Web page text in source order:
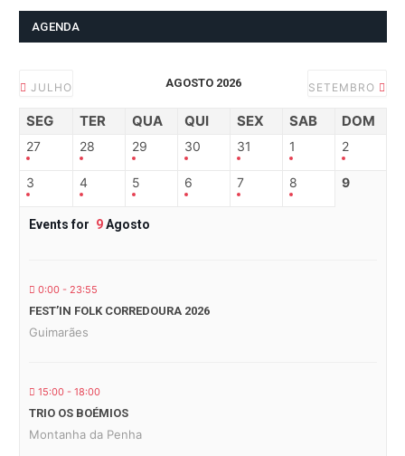
AGENDA
JULHO AGOSTO 2026 SETEMBRO
SEG TER QUA QUI SEX SAB DOM
27 28 29 30 31 1 2
3 4 5 6 7 8 9
Events for 9Agosto
0:00 - 23:55
FEST’IN FOLK CORREDOURA 2026
Guimarães
15:00 - 18:00
TRIO OS BOÉMIOS
Montanha da Penha